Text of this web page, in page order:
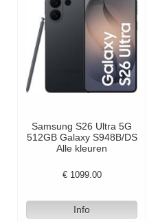
Samsung S26 Ultra 5G
512GB Galaxy S948B/DS
Alle kleuren
€ 1099.00